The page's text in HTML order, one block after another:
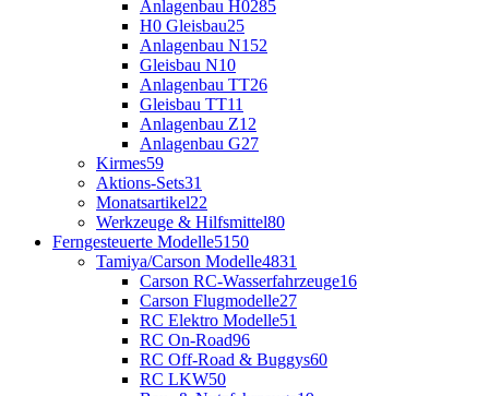
Anlagenbau H0285
H0 Gleisbau25
Anlagenbau N152
Gleisbau N10
Anlagenbau TT26
Gleisbau TT11
Anlagenbau Z12
Anlagenbau G27
Kirmes59
Aktions-Sets31
Monatsartikel22
Werkzeuge & Hilfsmittel80
Ferngesteuerte Modelle5150
Tamiya/Carson Modelle4831
Carson RC-Wasserfahrzeuge16
Carson Flugmodelle27
RC Elektro Modelle51
RC On-Road96
RC Off-Road & Buggys60
RC LKW50